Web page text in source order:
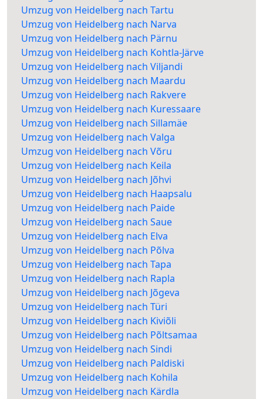
Umzug von Heidelberg nach Tartu
Umzug von Heidelberg nach Narva
Umzug von Heidelberg nach Pärnu
Umzug von Heidelberg nach Kohtla-Järve
Umzug von Heidelberg nach Viljandi
Umzug von Heidelberg nach Maardu
Umzug von Heidelberg nach Rakvere
Umzug von Heidelberg nach Kuressaare
Umzug von Heidelberg nach Sillamäe
Umzug von Heidelberg nach Valga
Umzug von Heidelberg nach Võru
Umzug von Heidelberg nach Keila
Umzug von Heidelberg nach Jõhvi
Umzug von Heidelberg nach Haapsalu
Umzug von Heidelberg nach Paide
Umzug von Heidelberg nach Saue
Umzug von Heidelberg nach Elva
Umzug von Heidelberg nach Põlva
Umzug von Heidelberg nach Tapa
Umzug von Heidelberg nach Rapla
Umzug von Heidelberg nach Jõgeva
Umzug von Heidelberg nach Türi
Umzug von Heidelberg nach Kiviõli
Umzug von Heidelberg nach Põltsamaa
Umzug von Heidelberg nach Sindi
Umzug von Heidelberg nach Paldiski
Umzug von Heidelberg nach Kohila
Umzug von Heidelberg nach Kärdla